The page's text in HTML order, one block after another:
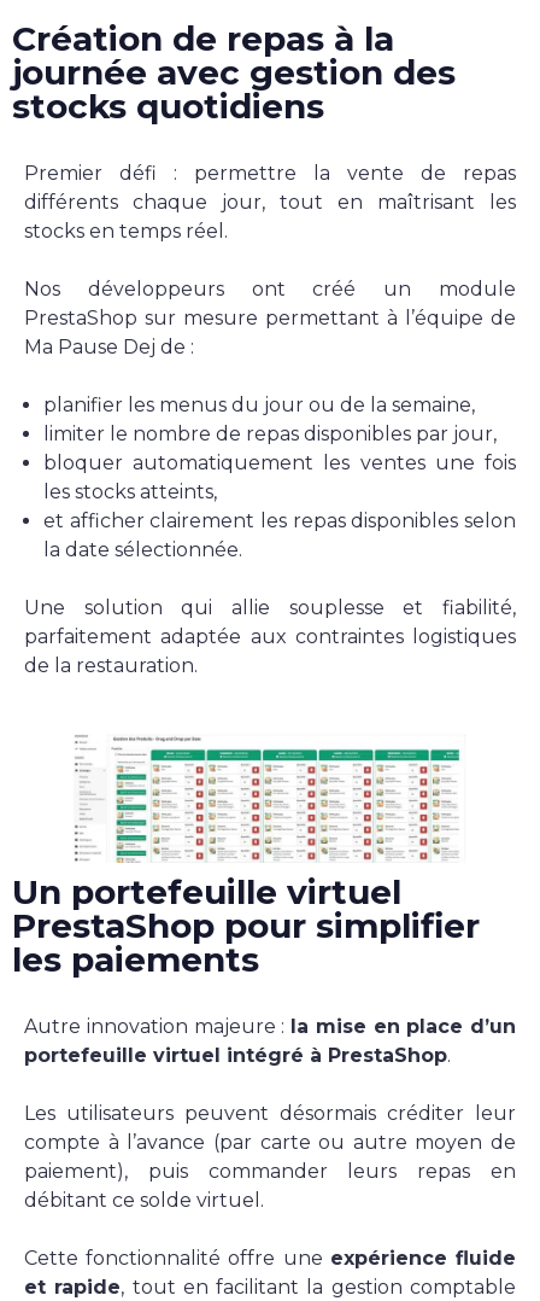
Nous rejoindre
Offres d’emploi
Le blog.
/ développeur front-end
Prestashop
Ekypia est une agence spécialisée dans la communication
digitale qui a pour ambition d’offrir aux TPE et aux PME le
meilleur de ce que peut offrir le web. Nous proposons de ...
Lire la suite
Comment transformer un site de commande de repas en
ligne en une solution performante et fluide, capable de
gérer plusieurs sites de livraison, des menus quotidiens et
un portefeu ...
Lire la suite
Accéder au blog
Suivez-nous !
Création de repas à la
journée avec gestion des
stocks quotidiens
Premier défi : permettre la vente de repas
différents chaque jour, tout en maîtrisant les
stocks en temps réel.
Nos développeurs ont créé un module
PrestaShop sur mesure permettant à l’équipe de
Ma Pause Dej de :
planifier les menus du jour ou de la semaine,
limiter le nombre de repas disponibles par jour,
bloquer automatiquement les ventes une fois
les stocks atteints,
et afficher clairement les repas disponibles selon
la date sélectionnée.
Une solution qui allie souplesse et fiabilité,
parfaitement adaptée aux contraintes logistiques
de la restauration.
Un portefeuille virtuel
PrestaShop pour simplifier
les paiements
Autre innovation majeure : la mise en place d’un
portefeuille virtuel intégré à PrestaShop.
Les utilisateurs peuvent désormais créditer leur
compte à l’avance (par carte ou autre moyen de
paiement), puis commander leurs repas en
débitant ce solde virtuel.
Cette fonctionnalité offre une expérience fluide
et rapide, tout en facilitant la gestion comptable